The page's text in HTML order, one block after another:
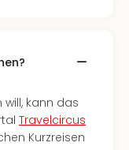
kann das
Travelcircus
Kurzreisen